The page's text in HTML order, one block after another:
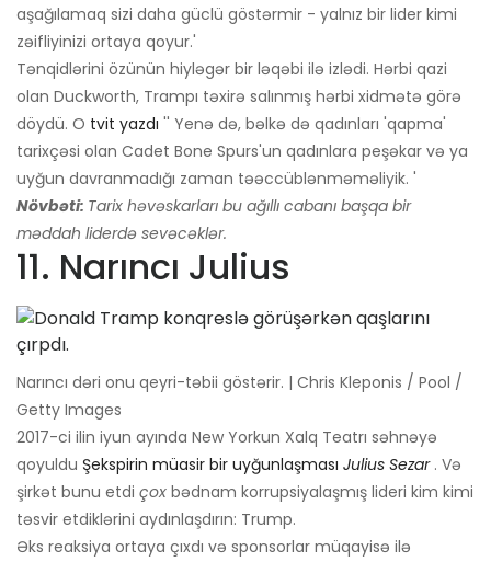
aşağılamaq sizi daha güclü göstərmir - yalnız bir lider kimi
zəifliyinizi ortaya qoyur.'
Tənqidlərini özünün hiyləgər bir ləqəbi ilə izlədi. Hərbi qazi
olan Duckworth, Trampı təxirə salınmış hərbi xidmətə görə
döydü. O tvit yazdı '' Yenə də, bəlkə də qadınları 'qapma'
tarixçəsi olan Cadet Bone Spurs'un qadınlara peşəkar və ya
uyğun davranmadığı zaman təəccüblənməməliyik. '
Növbəti: Tarix həvəskarları bu ağıllı cabanı başqa bir
məddah liderdə sevəcəklər.
11. Narıncı Julius
Narıncı dəri onu qeyri-təbii göstərir. | Chris Kleponis / Pool /
Getty Images
2017-ci ilin iyun ayında New Yorkun Xalq Teatrı səhnəyə
qoyuldu Şekspirin müasir bir uyğunlaşması Julius Sezar . Və
şirkət bunu etdi çox bədnam korrupsiyalaşmış lideri kim kimi
təsvir etdiklərini aydınlaşdırın: Trump.
Əks reaksiya ortaya çıxdı və sponsorlar müqayisə ilə